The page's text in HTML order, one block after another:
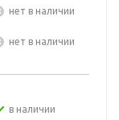
Нет в наличии
Нет в наличии
в наличии